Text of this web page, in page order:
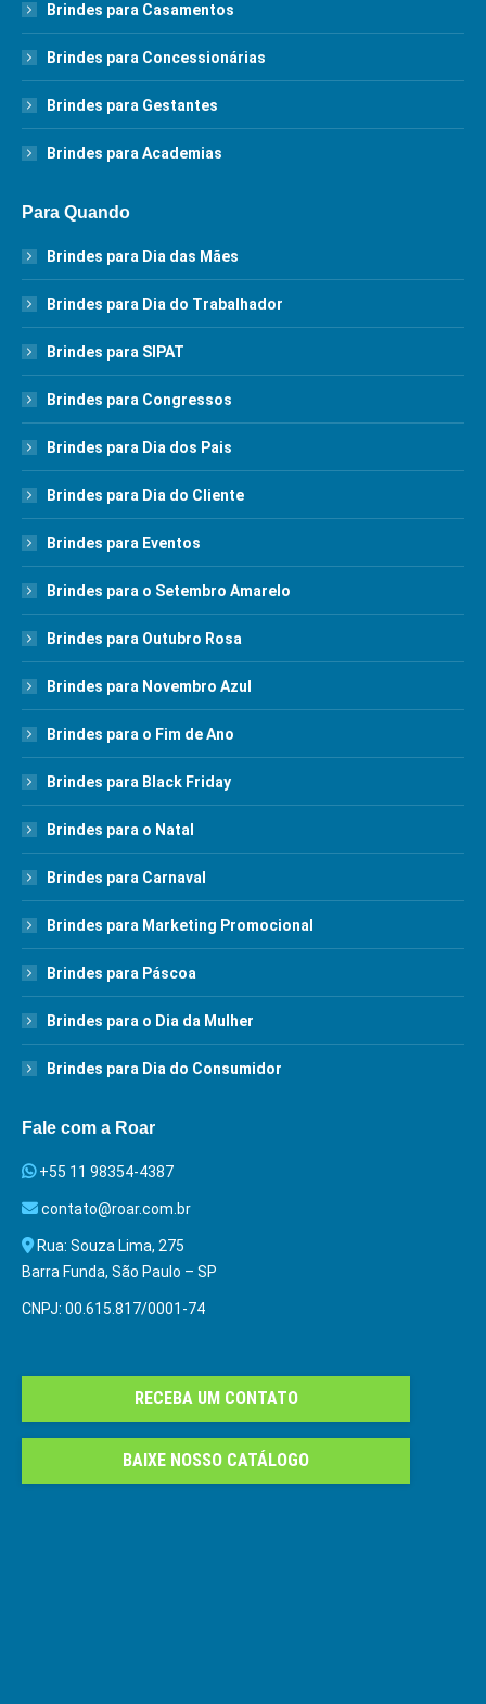
Brindes para Casamentos
Brindes para Concessionárias
Brindes para Gestantes
Brindes para Academias
Para Quando
Brindes para Dia das Mães
Brindes para Dia do Trabalhador
Brindes para SIPAT
Brindes para Congressos
Brindes para Dia dos Pais
Brindes para Dia do Cliente
Brindes para Eventos
Brindes para o Setembro Amarelo
Brindes para Outubro Rosa
Brindes para Novembro Azul
Brindes para o Fim de Ano
Brindes para Black Friday
Brindes para o Natal
Brindes para Carnaval
Brindes para Marketing Promocional
Brindes para Páscoa
Brindes para o Dia da Mulher
Brindes para Dia do Consumidor
Fale com a Roar
+55 11 98354-4387
contato@roar.com.br
Rua: Souza Lima, 275
Barra Funda, São Paulo – SP
CNPJ: 00.615.817/0001-74
RECEBA UM CONTATO
BAIXE NOSSO CATÁLOGO